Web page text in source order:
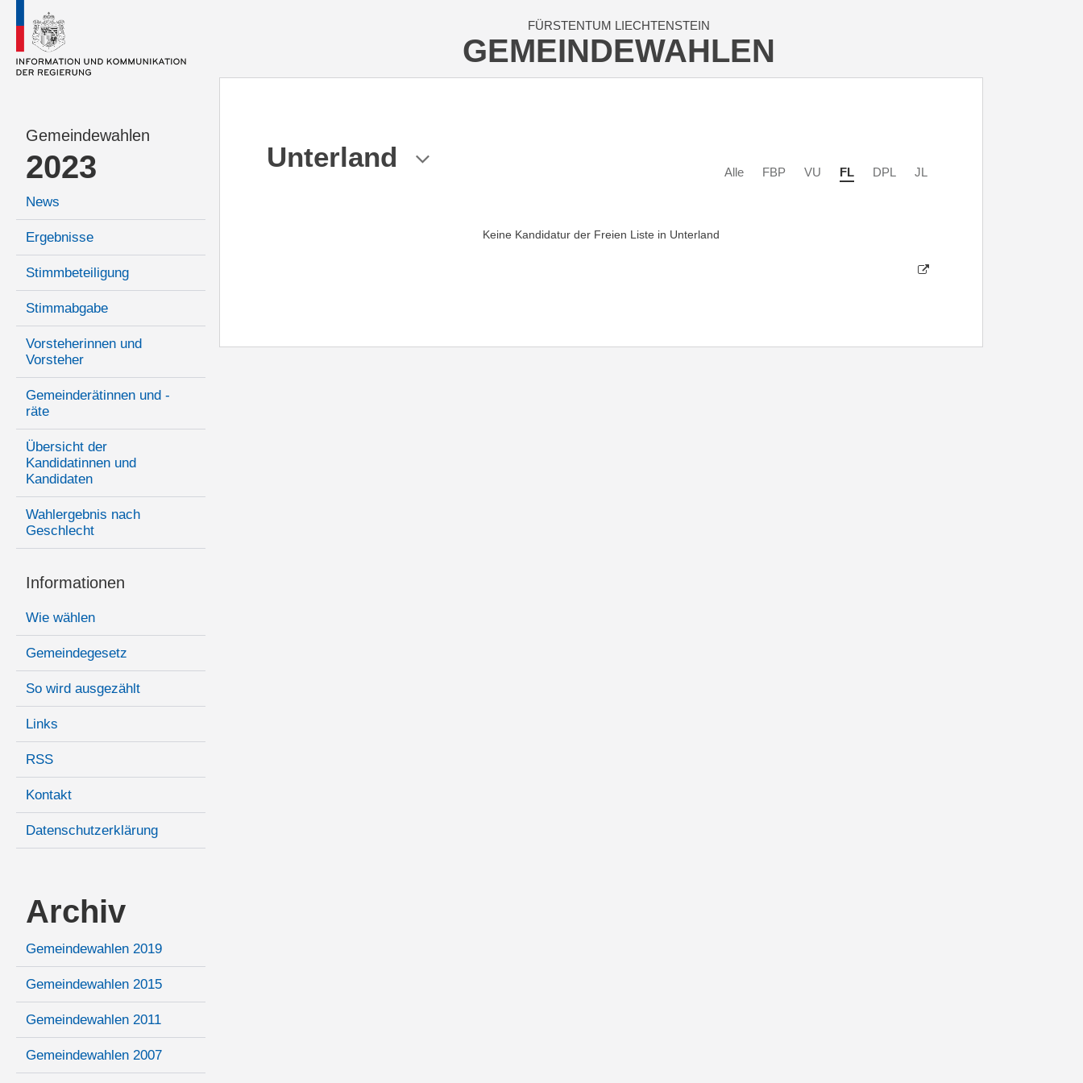
FÜRSTENTUM LIECHTENSTEIN
GEMEINDEWAHLEN
Gemeindewahlen
2023
News
Ergebnisse
Stimmbeteiligung
Stimmabgabe
Vorsteherinnen und
Vorsteher
Gemeinderätinnen und -
räte
Übersicht der
Kandidatinnen und
Kandidaten
Wahlergebnis nach
Geschlecht
Informationen
Wie wählen
Gemeindegesetz
So wird ausgezählt
Links
RSS
Kontakt
Datenschutzerklärung
Archiv
Gemeindewahlen 2019
Gemeindewahlen 2015
Gemeindewahlen 2011
Gemeindewahlen 2007
Unterland Alle FBP VU FL DPL JL
Keine Kandidatur der Freien Liste in Unterland